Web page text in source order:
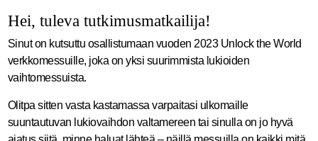
Hei, tuleva tutkimusmatkailija!
Sinut on kutsuttu osallistumaan vuoden 2023 Unlock the World
verkkomessuille, joka on yksi suurimmista lukioiden
vaihtomessuista.
Olitpa sitten vasta kastamassa varpaitasi ulkomaille
suuntautuvan lukiovaihdon valtamereen tai sinulla on jo hyvä